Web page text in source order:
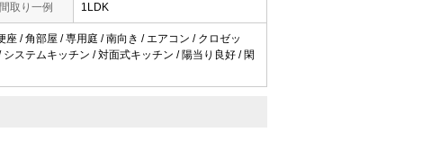
間取り一例 1LDK
/ 角部屋 / 専用庭 / 南向き / エアコン / クロゼッ
ステムキッチン / 対面式キッチン / 陽当り良好 / 閑